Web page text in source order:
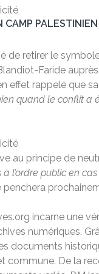
CAMP PALESTINIEN
de retirer le
Faride
en effet rappelé que
quand le conflit a
au principe de
à l’ordre public en
incarne une
numériques.
documents
commune. De la